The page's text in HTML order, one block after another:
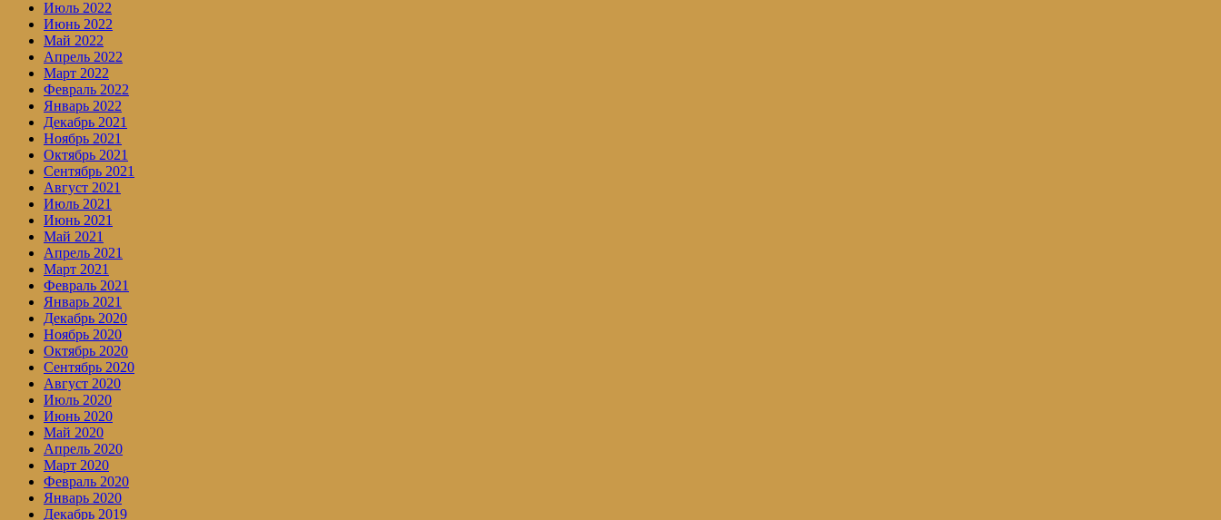
Июль 2022
Июнь 2022
Май 2022
Апрель 2022
Март 2022
Февраль 2022
Январь 2022
Декабрь 2021
Ноябрь 2021
Октябрь 2021
Сентябрь 2021
Август 2021
Июль 2021
Июнь 2021
Май 2021
Апрель 2021
Март 2021
Февраль 2021
Январь 2021
Декабрь 2020
Ноябрь 2020
Октябрь 2020
Сентябрь 2020
Август 2020
Июль 2020
Июнь 2020
Май 2020
Апрель 2020
Март 2020
Февраль 2020
Январь 2020
Декабрь 2019